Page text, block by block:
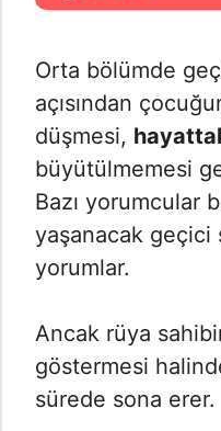
Orta bölümde
açısından
düşmesi,
büyütülmemesi
Bazı yorumcular
yaşanacak geçici
yorumlar.
Ancak rüya
göstermesi
sürede sona erer.